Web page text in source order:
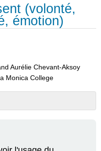
(volonté,
émotion)
Aurélie Chevant-Aksoy
Monica College